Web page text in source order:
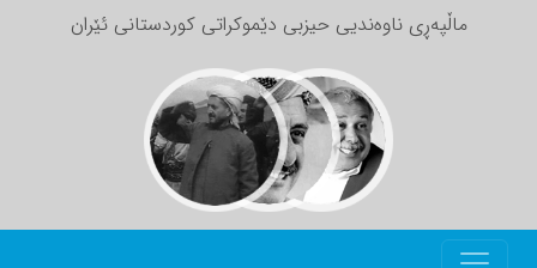
ماڵپەڕی ناوەندیی حیزبی دێموکراتی کوردستانی ئێران